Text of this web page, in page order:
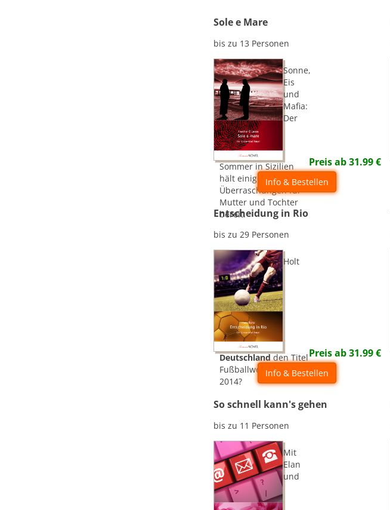
Sole e Mare
bis zu 13 Personen
Sonne,
Eis
und
Mafia:
Der
Sommer in Sizilien
hält einige
Überraschungen für
Mutter und Tochter
bereit.
Preis ab31.99€
Info & Bestellen
Entscheidung in Rio
bis zu 29 Personen
Holt
Deutschlandden Titel
Fußballweltmeister
2014?
Preis ab31.99€
Info & Bestellen
So schnell kann's gehen
bis zu 11 Personen
Mit
Elan
und